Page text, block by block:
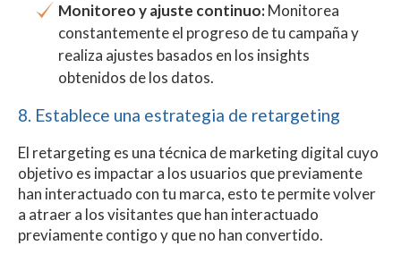
Monitoreo y ajuste continuo:Monitorea
constantemente el progreso de tu campaña y
realiza ajustes basados en los insights
obtenidos de los datos.
8. Establece una estrategia de retargeting
El retargeting es una técnica de marketing digital cuyo
objetivo es impactar a los usuarios que previamente
han interactuado con tu marca, esto te permite volver
a atraer a los visitantes que han interactuado
previamente contigo y que no han convertido.